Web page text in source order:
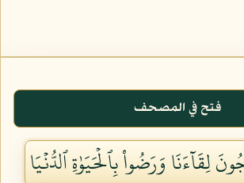
فتح في المصحف
لِقَآءَنَا وَرَضُواْ بِٱلۡحَيَوٰةِ ٱلدُّنۡيَا